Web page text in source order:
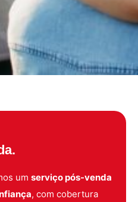
um serviço pós-venda
, com cobertura